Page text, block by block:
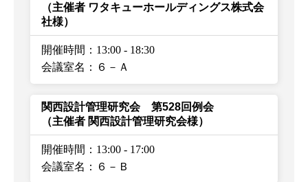
（主催者 ワタキューホールディングス株式会
社様）
開催時間：13:00 - 18:30
会議室名：６－Ａ
関西設計管理研究会 第528回例会
（主催者 関西設計管理研究会様）
開催時間：13:00 - 17:00
会議室名：６－Ｂ